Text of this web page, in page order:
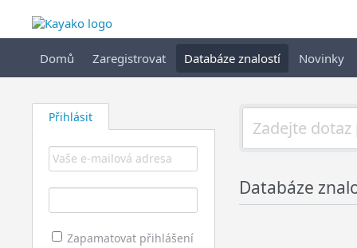
Domů Zaregistrovat Databáze znalostí Novinky
Přihlásit
Zapamatovat přihlášení
Databáze